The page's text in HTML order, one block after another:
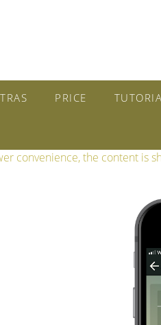
PRICE
convenience, the content is